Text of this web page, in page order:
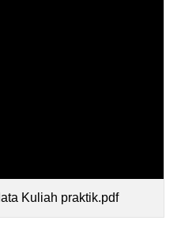
Kuliah praktik.pdf